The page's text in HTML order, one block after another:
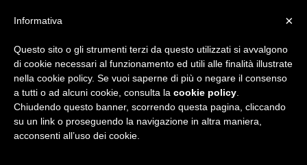
×
Informativa
Questo sito o gli strumenti terzi da questo utilizzati si avvalgono
di cookie necessari al funzionamento ed utili alle finalità illustrate
nella cookie policy. Se vuoi saperne di più o negare il consenso
a tutti o ad alcuni cookie, consulta la cookie policy
Chiudendo questo banner, scorrendo questa pagina, cliccando
su un link o proseguendo la navigazione in altra maniera,
acconsenti all’uso dei cookie.